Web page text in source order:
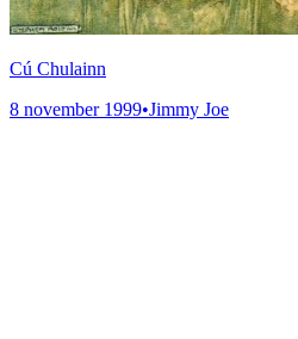
Cú Chulainn
8 november 1999•Jimmy Joe